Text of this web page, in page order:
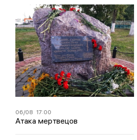
06/08 17:00
Атака мертвецов